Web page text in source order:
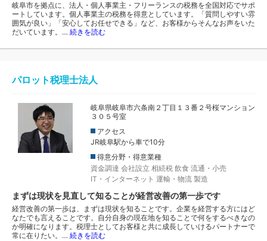
岐阜市を拠点に、法人・個人事業主・フリーランスの税務を全国対応でサポ
ートしています。個人事業主の税務を得意としています。「質問しやすい雰
囲気が良い」「安心してお任せできる」など、お客様からそんなお声をいた
だいています。… 続きを読む
パロット税理士法人
岐阜県岐阜市六条南２丁目１３番２号桜マンション
３０５号室
アクセス
JR岐阜駅から車で10分
得意分野・得意業種
資金調達 会社設立 相続税 飲食 流通・小売
IT・インターネット 運輸・物流 製造
まずは現状を見直して知ることが経営改善の第一歩です
経営改善の第一歩は、まずは現状を知ることです。企業を経営する方にはど
なたでも言えることです。自分自身の現在地を知ることで何をするべきなの
か明確になります。税理士としてお客様と共に成長していけるパートナーで
常に在りたい。… 続きを読む